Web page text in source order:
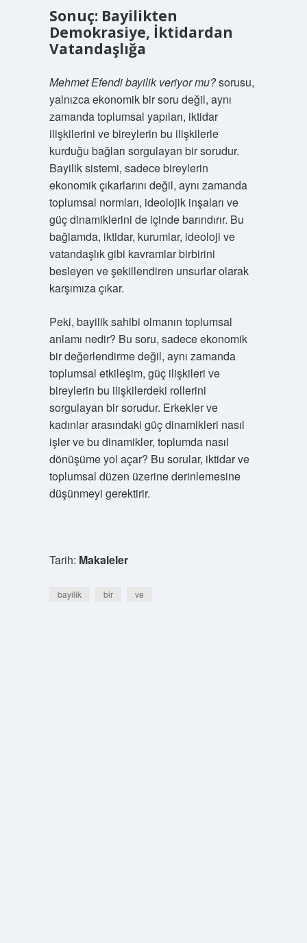
Sonuç: Bayilikten
Demokrasiye, İktidardan
Vatandaşlığa
Mehmet Efendi bayilik veriyor mu?sorusu,
yalnızca ekonomik bir soru değil, aynı
zamanda toplumsal yapıları, iktidar
ilişkilerini ve bireylerin bu ilişkilerle
kurduğu bağları sorgulayan bir sorudur.
Bayilik sistemi, sadece bireylerin
ekonomik çıkarlarını değil, aynı zamanda
toplumsal normları, ideolojik inşaları ve
güç dinamiklerini de içinde barındırır. Bu
bağlamda, iktidar, kurumlar, ideoloji ve
vatandaşlık gibi kavramlar birbirini
besleyen ve şekillendiren unsurlar olarak
karşımıza çıkar.
Peki, bayilik sahibi olmanın toplumsal
anlamı nedir? Bu soru, sadece ekonomik
bir değerlendirme değil, aynı zamanda
toplumsal etkileşim, güç ilişkileri ve
bireylerin bu ilişkilerdeki rollerini
sorgulayan bir sorudur. Erkekler ve
kadınlar arasındaki güç dinamikleri nasıl
işler ve bu dinamikler, toplumda nasıl
dönüşüme yol açar? Bu sorular, iktidar ve
toplumsal düzen üzerine derinlemesine
düşünmeyi gerektirir.
Tarih: Makaleler
bayilik bir ve